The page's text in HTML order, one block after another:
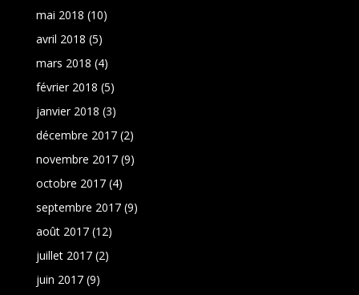
mai 2018 (10)
avril 2018 (5)
mars 2018 (4)
février 2018 (5)
janvier 2018 (3)
décembre 2017(2)
novembre 2017(9)
octobre 2017(4)
septembre 2017(9)
août 2017(12)
juillet 2017(2)
juin 2017(9)